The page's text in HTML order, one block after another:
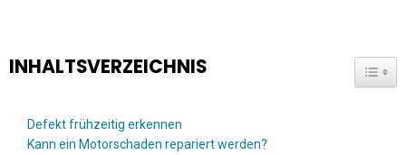
INHALTSVERZEICHNIS
Defekt frühzeitig erkennen
Kann ein Motorschaden repariert werden?